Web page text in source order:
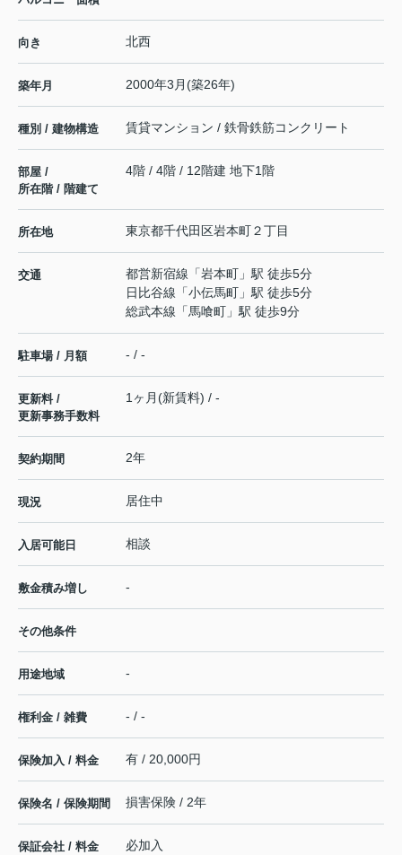
向き 北西
築年月 2000年3月(築26年)
種別 / 建物構造 賃貸マンション / 鉄骨鉄筋コンクリート
部屋 /
所在階 / 階建て
4階 / 4階 / 12階建 地下1階
所在地 東京都千代田区岩本町２丁目
交通 都営新宿線 「岩本町 」駅 徒歩5分
日比谷線 「小伝馬町 」駅 徒歩5分
総武本線 「馬喰町 」駅 徒歩9分
駐車場 / 月額 - / -
更新料 /
更新事務手数料
1ヶ月(新賃料) / -
契約期間 2年
現況 居住中
入居可能日 相談
敷金積み増し -
その他条件
用途地域 -
権利金 / 雑費 - / -
保険加入 / 料金 有 / 20,000円
保険名 / 保険期間 損害保険 / 2年
保証会社 / 料金
必加入